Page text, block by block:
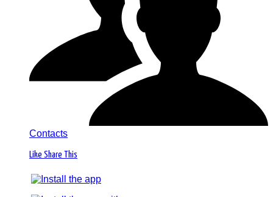
Contacts
Like Share This